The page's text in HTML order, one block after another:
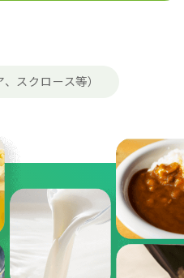
スクロース等）